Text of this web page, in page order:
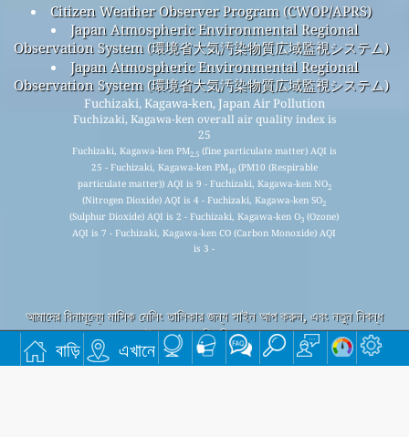
বাড়ি এখানে
Citizen Weather Observer Program (CWOP/APRS)
Japan Atmospheric Environmental Regional
Observation System (環境省大気汚染物質広域監視システム)
Japan Atmospheric Environmental Regional
Observation System (環境省大気汚染物質広域監視システム)
Fuchizaki, Kagawa-ken, Japan Air Pollution
Fuchizaki, Kagawa-ken overall air quality index is
25
Fuchizaki, Kagawa-ken PM2.5(fine particulate matter) AQI is
25 - Fuchizaki, Kagawa-ken PM10(PM10 (Respirable
particulate matter)) AQI is 9 - Fuchizaki, Kagawa-ken NO2
(Nitrogen Dioxide) AQI is 4 - Fuchizaki, Kagawa-ken SO2
(Sulphur Dioxide) AQI is 2 - Fuchizaki, Kagawa-ken O3 (Ozone)
AQI is 7 - Fuchizaki, Kagawa-ken CO (Carbon Monoxide) AQI
is 3 -
আমাদের বিনামূল্যে মাসিক মেলিং তালিকার জন্য সাইন আপ করুন, এবং নতুন নিবন্ধ
উপলব্ধ হলে বিজ্ঞপ্তি পান।
জমা